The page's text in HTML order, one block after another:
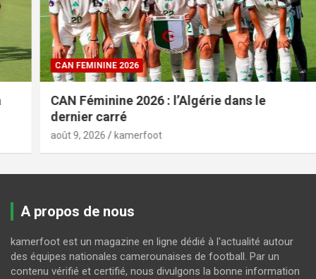
CAN FEMININE 2026
CAN Féminine 2026 : l’Algérie dans le
dernier carré
août 9, 2026 kamerfoot
A propos de nous
kamerfoot est un magazine en ligne dédié à l'actualité autour
des équipes nationales camerounaises de football. Par un
contenu vérifié et certifié, nous divulgons la bonne information